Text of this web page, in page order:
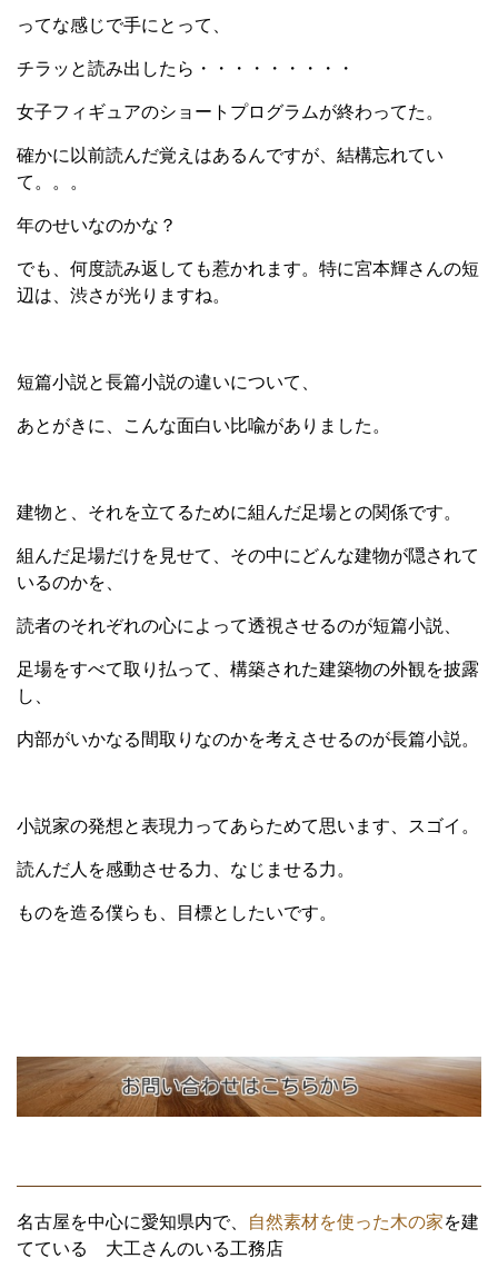
ってな感じで手にとって、
チラッと読み出したら・・・・・・・・・
女子フィギュアのショートプログラムが終わってた。
確かに以前読んだ覚えはあるんですが、結構忘れてい
て。。。
年のせいなのかな？
でも、何度読み返しても惹かれます。特に宮本輝さんの短
辺は、渋さが光りますね。
短篇小説と長篇小説の違いについて、
あとがきに、こんな面白い比喩がありました。
建物と、それを立てるために組んだ足場との関係です。
組んだ足場だけを見せて、その中にどんな建物が隠されて
いるのかを、
読者のそれぞれの心によって透視させるのが短篇小説、
足場をすべて取り払って、構築された建築物の外観を披露
し、
内部がいかなる間取りなのかを考えさせるのが長篇小説。
小説家の発想と表現力ってあらためて思います、スゴイ。
読んだ人を感動させる力、なじませる力。
ものを造る僕らも、目標としたいです。
名古屋を中心に愛知県内で、 自然素材を使った木の家を建
てている 大工さんのいる工務店